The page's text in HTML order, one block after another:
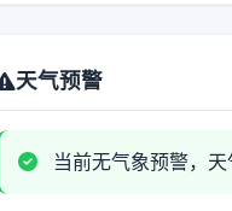
1-3级
天气预警
当前无气象预警，